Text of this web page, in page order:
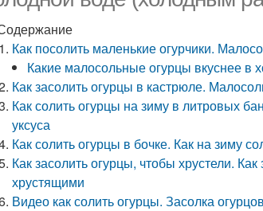
Как посолить маленькие огурчики.
Какие малосольные огурцы вкуснее в
Как засолить огурцы в кастрюле.
Как солить огурцы на зиму в литровых
уксуса
Как солить огурцы в бочке. Как на зиму
Как засолить огурцы, чтобы хрустели.
хрустящими
Видео как солить огурцы. Засолка